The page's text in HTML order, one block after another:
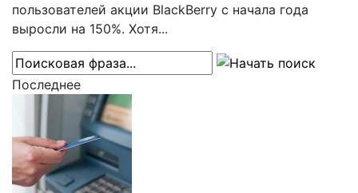
пользователей акции BlackBerry с начала года
выросли на 150%. Хотя...
Последнее